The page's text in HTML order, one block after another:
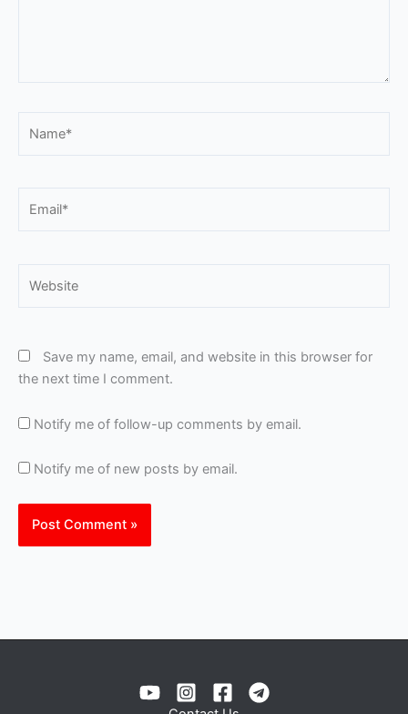
Save my name, email, and website in this browser for
the next time I comment.
Notify me of follow-up comments by email.
Notify me of new posts by email.